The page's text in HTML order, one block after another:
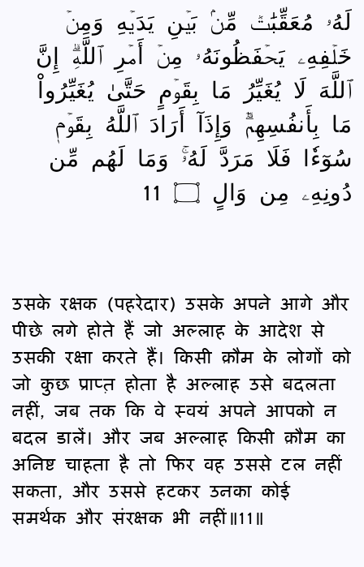
لَهُۥ مُعَقِّبَٰتٞ مِّنۢ بَيۡنِ يَدَيۡهِ وَمِنۡ
خَلۡفِهِۦ يَحۡفَظُونَهُۥ مِنۡ أَمۡرِ ٱللَّهِۗ إِنَّ
ٱللَّهَ لَا يُغَيِّرُ مَا بِقَوۡمٍ حَتَّىٰ يُغَيِّرُواْ
مَا بِأَنفُسِهِمۡۗ وَإِذَآ أَرَادَ ٱللَّهُ بِقَوۡمٖ
سُوٓءٗا فَلَا مَرَدَّ لَهُۥۚ وَمَا لَهُم مِّن
دُونِهِۦ مِن وَالٍ ۝ 11
उसके रक्षक (पहरेदार) उसके अपने आगे और
पीछे लगे होते हैं जो अल्लाह के आदेश से
उसकी रक्षा करते हैं। किसी क़ौम के लोगों को
जो कुछ प्राप्त़ होता है अल्लाह उसे बदलता
नहीं, जब तक कि वे स्वयं अपने आपको न
बदल डालें। और जब अल्लाह किसी क़ौम का
अनिष्ट चाहता है तो फिर वह उससे टल नहीं
सकता, और उससे हटकर उनका कोई
समर्थक और संरक्षक भी नहीं॥11॥